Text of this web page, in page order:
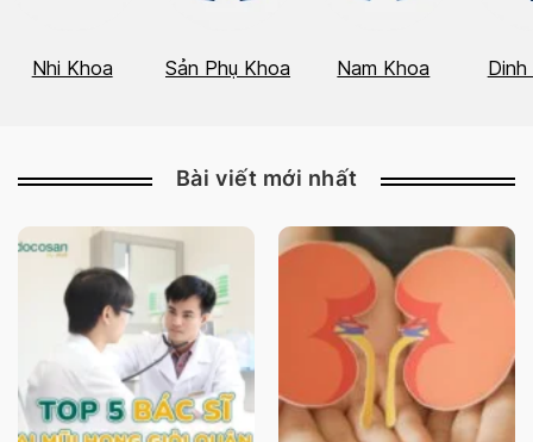
Nhi Khoa Sản Phụ Khoa Nam Khoa
Bài viết mới nhất